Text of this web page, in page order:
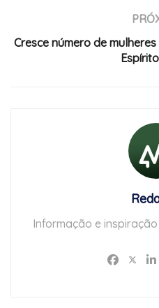
Cresce número de
Informação e